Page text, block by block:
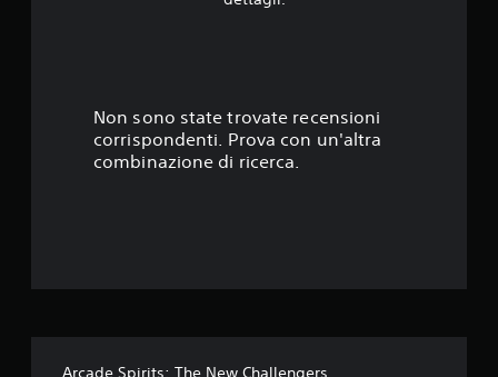
l
Non sono state trovate recensioni
corrispondenti. Prova con un'altra
combinazione di ricerca.
Arcade Spirits: The New Challengers